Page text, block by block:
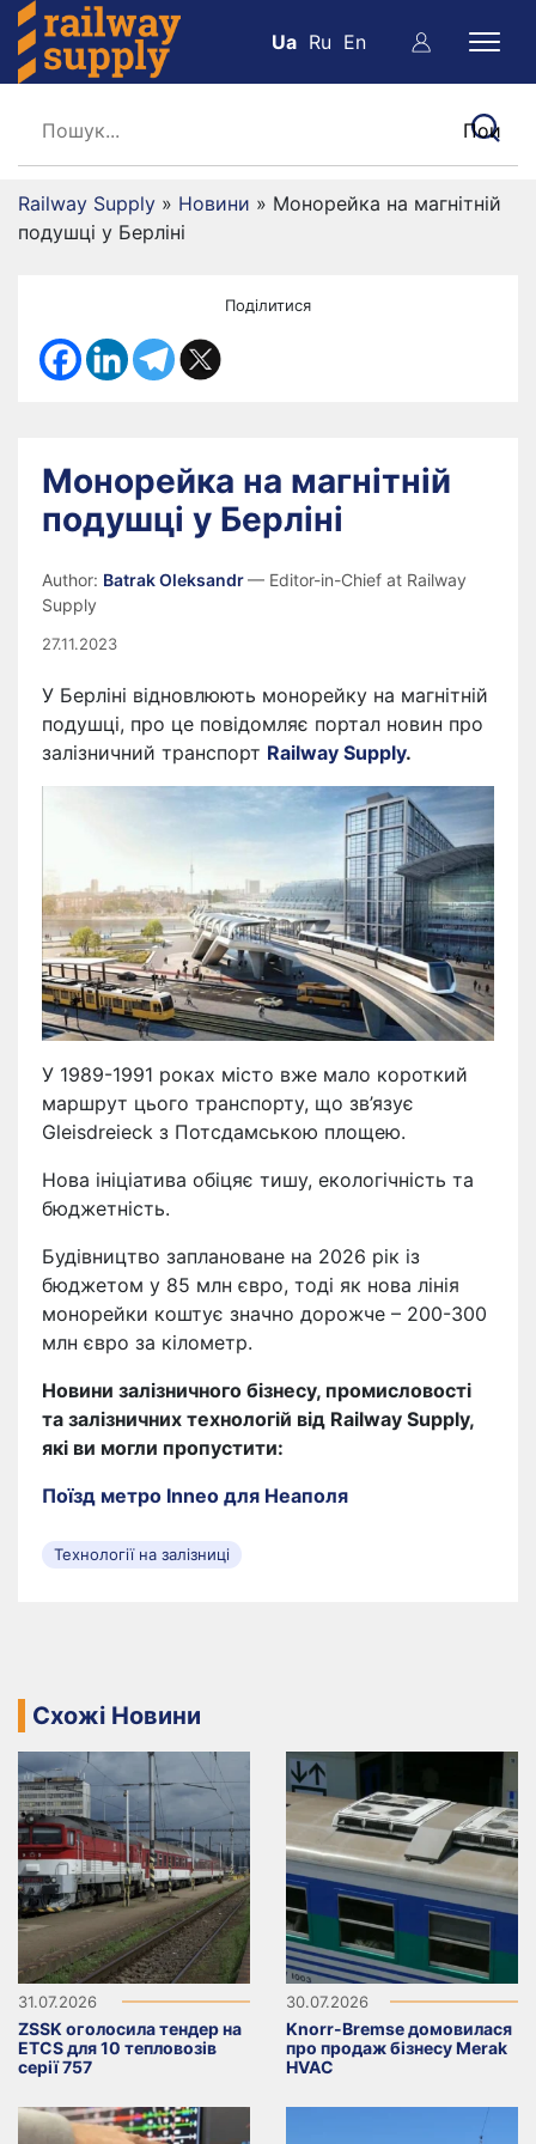
Ua Ru En
Railway Supply » Новини » Монорейка на магнітній
подушці у Берліні
Поділитися
Монорейка на магнітній
подушці у Берліні
Author: Batrak Oleksandr— Editor-in-Chief at Railway
Supply
27.11.2023
У Берліні відновлюють монорейку на магнітній
подушці, про це повідомляє портал новин про
залізничний транспорт Railway Supply.
У 1989-1991 роках місто вже мало короткий
маршрут цього транспорту, що зв’язує
Gleisdreieck з Потсдамською площею.
Нова ініціатива обіцяє тишу, екологічність та
бюджетність.
Будівництво заплановане на 2026 рік із
бюджетом у 85 млн євро, тоді як нова лінія
монорейки коштує значно дорожче – 200-300
млн євро за кілометр.
Новини залізничного бізнесу, промисловості
та залізничних технологій від Railway Supply,
які ви могли пропустити:
Поїзд метро Inneo для Неаполя
Технології на залізниці
Схожі Новини
31.07.2026
ZSSK оголосила тендер на
ETCS для 10 тепловозів
серії 757
30.07.2026
Knorr-Bremse домовилася
про продаж бізнесу Merak
HVAC